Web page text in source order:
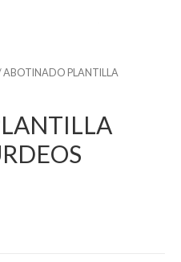
ABOTINADO PLANTILLA